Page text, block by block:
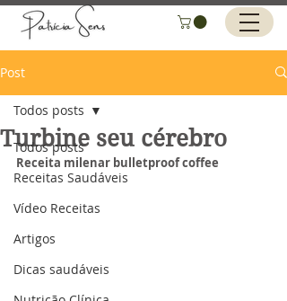
Post
Todos posts
Receitas Saudáveis
Vídeo Receitas
Artigos
Dicas saudáveis
Todos posts
Turbine seu cérebro
Receita milenar bulletproof coffee